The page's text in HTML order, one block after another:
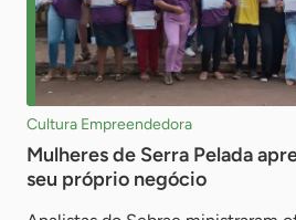
Cultura Empreendedora
Mulheres de Serra Pelada
seu próprio negócio